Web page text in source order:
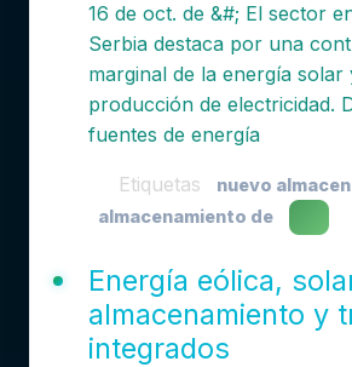
16 de oct. de &#; El sector
Serbia destaca por una
marginal de la energía solar
producción de electricidad.
fuentes de energía
Etiquetas
nuevo
almacenamiento de
Energía eólica,
almacenamiento y
integrados